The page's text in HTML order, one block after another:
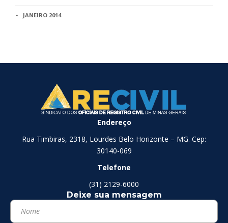
JANEIRO 2014
Endereço
Rua Timbiras, 2318, Lourdes Belo Horizonte – MG. Cep:
30140-069
Telefone
(31) 2129-6000
Deixe sua mensagem